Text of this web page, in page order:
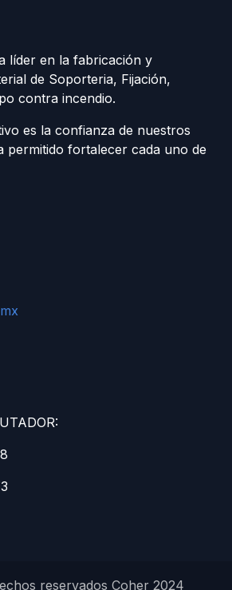
líder en la fabricación y
de Soporteria, Fijación,
contra incendio.
es la confianza de nuestros
permitido fortalecer cada uno de
reservados Coher 2024